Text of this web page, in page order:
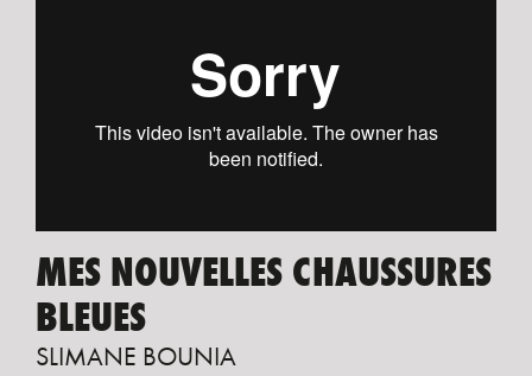
MES NOUVELLES CHAUSSURES
BLEUES
SLIMANE BOUNIA